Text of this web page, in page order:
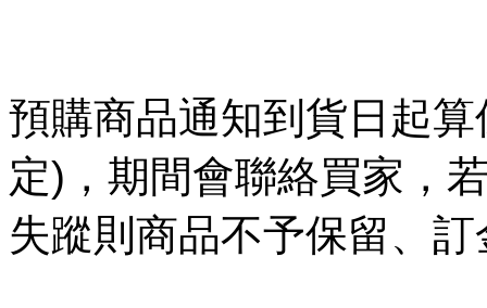
預購商品通知到貨日起
定)，期間會聯絡買家，
失蹤則商品不予保留、